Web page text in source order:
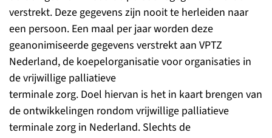
verstrekt. Deze gegevens zijn nooit te herleiden naar
een persoon. Een maal per jaar worden deze
geanonimiseerde gegevens verstrekt aan VPTZ
Nederland, de koepelorganisatie voor organisaties in
de vrijwillige palliatieve
terminale zorg. Doel hiervan is het in kaart brengen van
de ontwikkelingen rondom vrijwillige palliatieve
terminale zorg in Nederland. Slechts de